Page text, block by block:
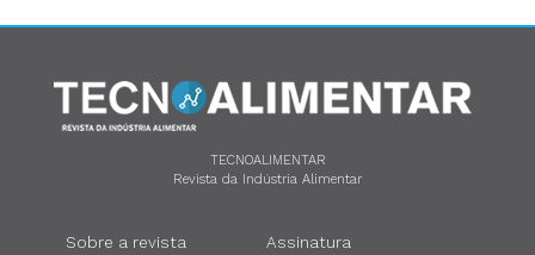
TECNOALIMENTAR
Revista da Indústria Alimentar
Sobre a revista
Assinatura